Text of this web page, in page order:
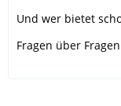
Und wer bietet
Fragen über